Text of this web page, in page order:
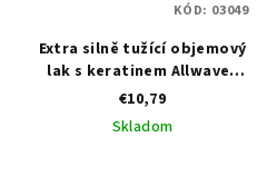
Extra silně tužící objemový
lak s keratinem Allwaves
Keratin Prodigy Hairspray
750 ml
€10,79
Skladom
KÓD: 03049